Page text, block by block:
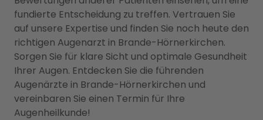
fundierte Entscheidung zu treffen. Vertrauen Sie
auf unsere Expertise und finden Sie noch heute den
richtigen Augenarzt in Brande-Hörnerkirchen.
Sorgen Sie für klare Sicht und optimale Gesundheit
Ihrer Augen. Entdecken Sie die führenden
Augenärzte in Brande-Hörnerkirchen und
vereinbaren Sie einen Termin für Ihre
Augenheilkunde!